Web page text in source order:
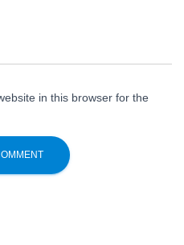
in this browser for the